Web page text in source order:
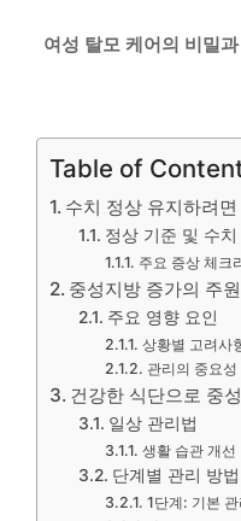
여성 탈모 케어의 비밀
Table of
수치 정상 유지하려
정상 기준 및 수치
주요 증상 체크
중성지방 증가의 주
주요 영향 요인
상황별 고려사
관리의 중요성
건강한 식단으로 중
일상 관리법
생활 습관 개선
단계별 관리 방법
1단계: 기본 관